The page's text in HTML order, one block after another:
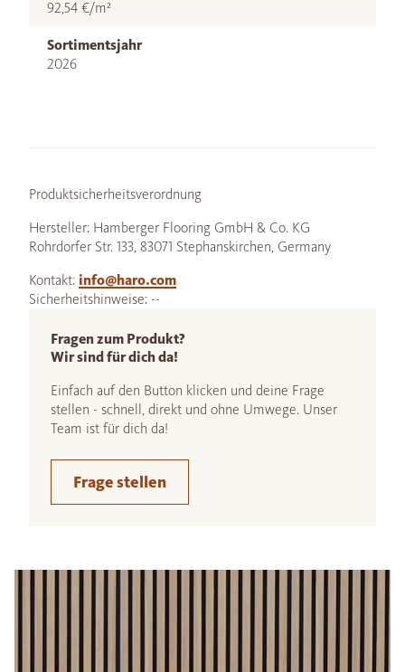
92,54 €/m²
Sortimentsjahr
2026
Produktsicherheitsverordnung
Hersteller: Hamberger Flooring GmbH & Co. KG
Rohrdorfer Str. 133, 83071 Stephanskirchen, Germany
Kontakt: info@haro.com
Sicherheitshinweise: --
Fragen zum Produkt?
Wir sind für dich da!
Einfach auf den Button klicken und deine Frage
stellen - schnell, direkt und ohne Umwege. Unser
Team ist für dich da!
Frage stellen